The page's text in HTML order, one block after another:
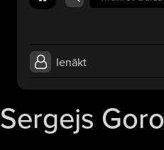
for:
Ienākt
Sergejs